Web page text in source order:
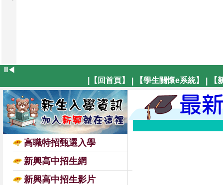
⏸◀
|【回首頁】
【學生關懷e系統】 【
高職特招甄選入學
新興高中招生網
新興高中招生影片